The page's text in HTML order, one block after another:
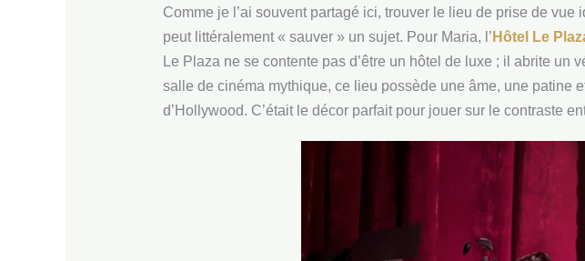
Comme je l’ai souvent partagé ici, trouver le lieu de prise de
peut littéralement « sauver » un sujet. Pour Maria, l’ Hôtel Le
Le Plaza ne se contente pas d’être un hôtel de luxe ; il abrite un
salle de cinéma mythique, ce lieu possède une âme, une patine
d’Hollywood. C’était le décor parfait pour jouer sur le contraste